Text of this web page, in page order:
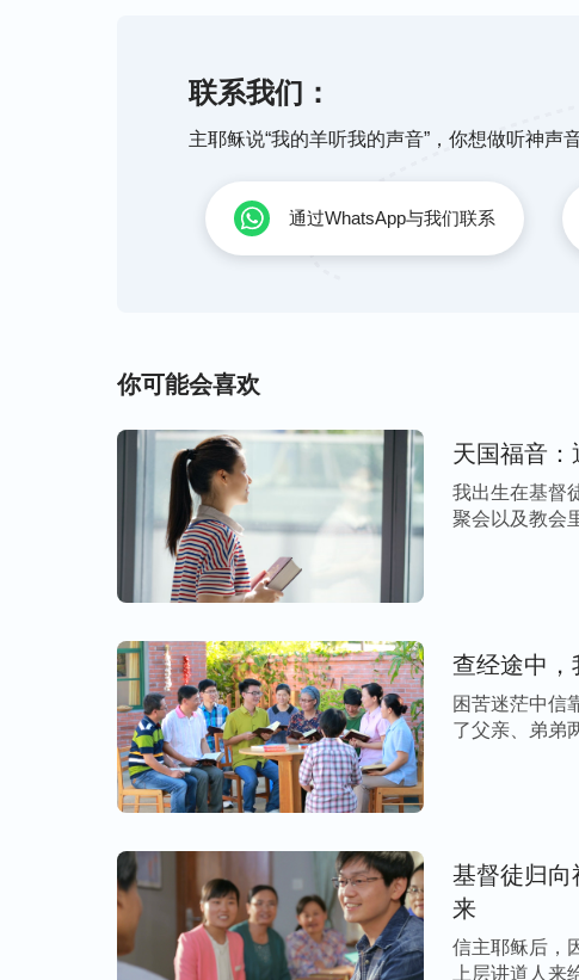
这时，我的疑惑一下解开了，原来神在每个时
作以及所发表的性情来取的名。虽然神的名变
他，全能神也是他，都是一位神在作工拯救人
义，若不是全能神把这方面的奥秘揭开，我信
回家后，我赶紧上网搜索关于全能神教会的相关
最深刻的是“山东招远案”，看完后我心里就产生
有关系呢？新闻报道说的是真的吗？如果属实
后来我想去全能神教会的网站寻找答案，没想到
教会的，这是中共政府精心策划的一桩栽赃嫁祸
庭教会，尤其是全能神教会，而制造的事端、找
己的惯用手段。历史上世人皆知的重大事件，如
规模血腥事件等原来都是中共所为，中共政府真
骗了，想想自己真是愚昧无知，中共是无神论政
计，不然我差点就错过了主耶稣的重归，失去
再去聚会时，我把这事和弟兄姊妹说了，听后他
联系我们：
主耶稣说“我的羊听我的声音”，你想做听神声
通过WhatsApp与我们联系
你可能会喜欢
天国福音
我出生在基督
聚会以及教会
查经途中，
困苦迷茫中信
了父亲、弟弟
基督徒归向神的
来
信主耶稣后，
上层讲道人来